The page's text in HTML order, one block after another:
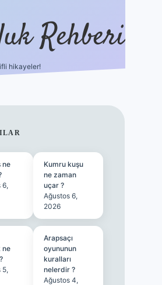
Rehberi
hikayeler!
ne
6,
Kumru kuşu
ne zaman
uçar ?
Ağustos 6,
2026
ne
5,
Arapsaçı
oyununun
kuralları
nelerdir ?
Ağustos 4,
grandoperabet